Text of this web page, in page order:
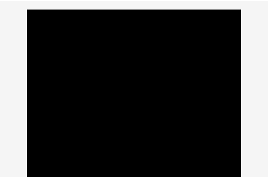
Noticias>Actualidad>Seminario de Integración 1